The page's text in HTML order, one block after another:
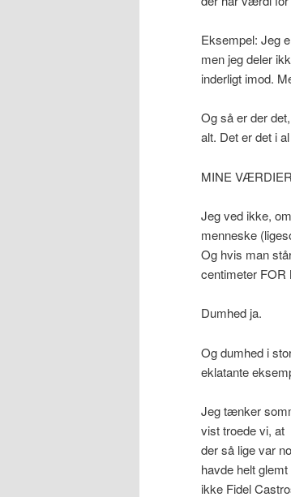
Eksempel: Jeg
men jeg deler
inderligt imod.
Og så er der
alt. Det er det i
MINE
Jeg ved ikke,
menneske
Og hvis man
centimeter FOR
Dumhed ja.
Og dumhed i
eklatante
Jeg tænker
vist troede vi, at
der så lige var
havde helt
ikke Fidel